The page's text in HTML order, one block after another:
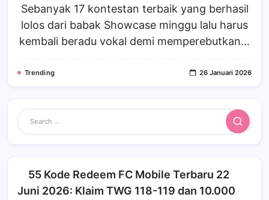
Sebanyak 17 kontestan terbaik yang berhasil
lolos dari babak Showcase minggu lalu harus
kembali beradu vokal demi memperebutkan…
Trending 26 Januari 2026
Search
55 Kode Redeem FC Mobile Terbaru 22
Juni 2026: Klaim TWG 118-119 dan 10.000